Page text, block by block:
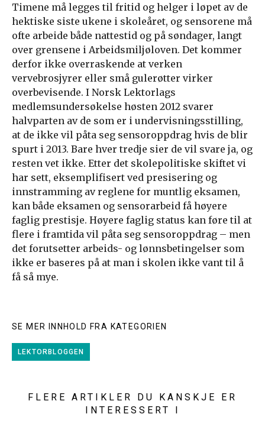
Timene må legges til fritid og helger i løpet av de
hektiske siste ukene i skoleåret, og sensorene må
ofte arbeide både nattestid og på søndager, langt
over grensene i Arbeidsmiljøloven. Det kommer
derfor ikke overraskende at verken
vervebrosjyrer eller små gulerøtter virker
overbevisende. I Norsk Lektorlags
medlemsundersøkelse høsten 2012 svarer
halvparten av de som er i undervisningsstilling,
at de ikke vil påta seg sensoroppdrag hvis de blir
spurt i 2013. Bare hver tredje sier de vil svare ja, og
resten vet ikke. Etter det skolepolitiske skiftet vi
har sett, eksemplifisert ved presisering og
innstramming av reglene for muntlig eksamen,
kan både eksamen og sensorarbeid få høyere
faglig prestisje. Høyere faglig status kan føre til at
flere i framtida vil påta seg sensoroppdrag – men
det forutsetter arbeids- og lønnsbetingelser som
ikke er baseres på at man i skolen ikke vant til å
få så mye.
SE MER INNHOLD FRA KATEGORIEN
LEKTORBLOGGEN
FLERE ARTIKLER DU KANSKJE ER
INTERESSERT I